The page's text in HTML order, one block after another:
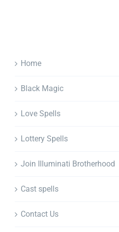
Home
Black Magic
Love Spells
Lottery Spells
Join Illuminati Brotherhood
Cast spells
Contact Us